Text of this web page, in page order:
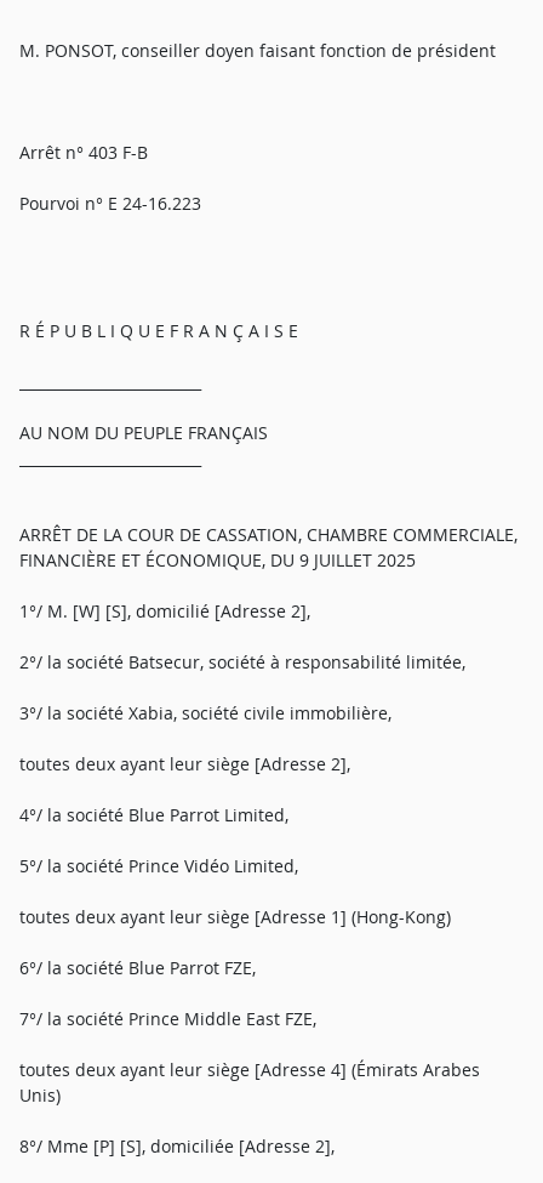
M. PONSOT, conseiller doyen faisant fonction de président
Arrêt n° 403 F-B
Pourvoi n° E 24-16.223
R É P U B L I Q U E F R A N Ç A I S E
AU NOM DU PEUPLE FRANÇAIS
ARRÊT DE LA COUR DE CASSATION, CHAMBRE COMMERCIALE,
FINANCIÈRE ET ÉCONOMIQUE, DU 9 JUILLET 2025
1°/ M. [W] [S], domicilié [Adresse 2],
2°/ la société Batsecur, société à responsabilité limitée,
3°/ la société Xabia, société civile immobilière,
toutes deux ayant leur siège [Adresse 2],
4°/ la société Blue Parrot Limited,
5°/ la société Prince Vidéo Limited,
toutes deux ayant leur siège [Adresse 1] (Hong-Kong)
6°/ la société Blue Parrot FZE,
7°/ la société Prince Middle East FZE,
toutes deux ayant leur siège [Adresse 4] (Émirats Arabes
Unis)
8°/ Mme [P] [S], domiciliée [Adresse 2],